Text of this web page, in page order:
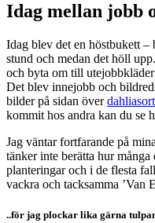
Idag mellan jobb
Idag blev det en höstbukett
stund och medan det höll
och byta om till
Det blev innejobb och
bilder på sidan över
kommit hos andra kan du se
Jag väntar fortfarande på
tänker inte berätta hur
planteringar och i de flesta
vackra och tacksamma
..för jag plockar lika gärna